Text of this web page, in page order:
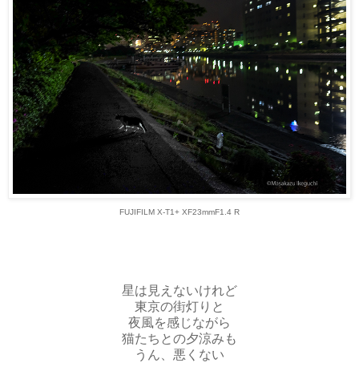
FUJIFILM X-T1+ XF23mmF1.4 R
星は見えないけれど
東京の街灯りと
夜風を感じながら
猫たちとの夕涼みも
うん、悪くない